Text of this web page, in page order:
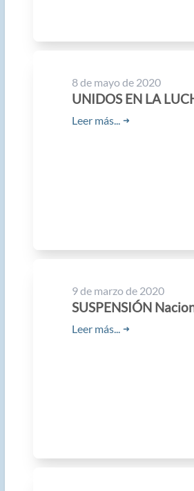
8 de mayo de 2020
UNIDOS EN LA
Leer más... ➜
9 de marzo de 2020
SUSPENSIÓN
Leer más... ➜